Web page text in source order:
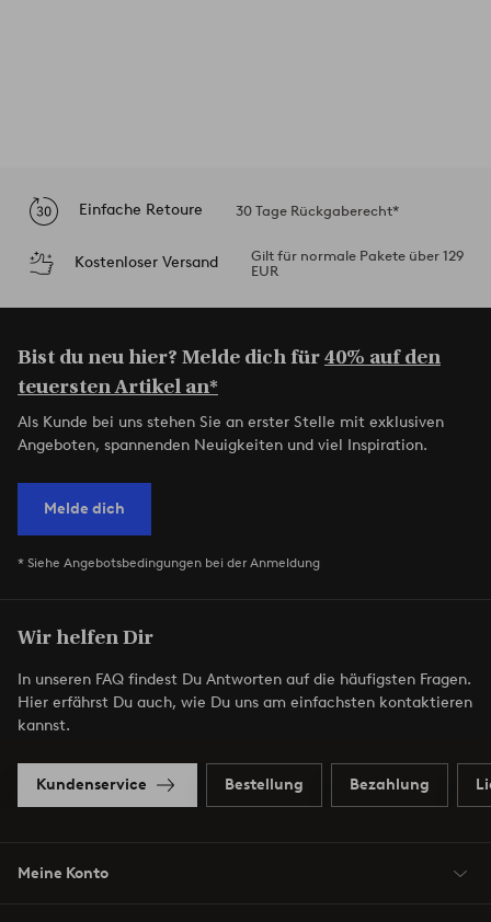
Einfache Retoure 30 Tage Rückgaberecht*
Kostenloser Versand
Gilt für normale Pakete über 129
EUR
Bist du neu hier? Melde dich für40% auf den
teuersten Artikel an*
Als Kunde bei uns stehen Sie an erster Stelle mit exklusiven
Angeboten, spannenden Neuigkeiten und viel Inspiration.
Melde dich
* Siehe Angebotsbedingungen bei der Anmeldung
Wir helfen Dir
In unseren FAQ findest Du Antworten auf die häufigsten Fragen.
Hier erfährst Du auch, wie Du uns am einfachsten kontaktieren
kannst.
Kundenservice Bestellung Bezahlung
Meine Konto